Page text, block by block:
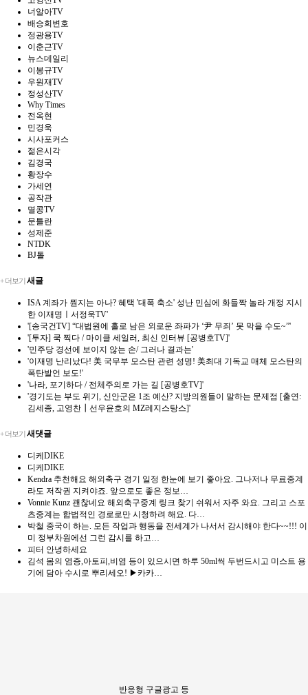
너알아TV
배승희변호
정광용TV
이춘근TV
뉴스데일리
이봉규TV
우원재TV
정성산TV
Why Times
전옥현
민경욱
시사포커스
젊은시각
김경국
황장수
가세연
공작관
멸콩TV
문틀란
성제준
NTDK
BJ톨
+ 더보기새글
ISA 계좌가 뭔지는 아나? 혜택 '대폭 축소' 성난 민심에 화들짝 놀라 개정 지시
한 이재명ㅣ서정욱TV'
'[송국건TV] “대법원에 홀로 남은 외로운 좌파가 ‘尹 무죄’ 못 막을 수도~”'
'[투자] 쿡 찍다 / 마이클 세일러, 최신 인터뷰 [공병호TV]'
'민주당 경선에 보이지 않는 손/ 그러나 결과는'
'이재명 난리났다! 美 국무부 모스탄 관련 성명! 美최대 기독교 매체 모스탄의
폭탄발언 보도!'
'나라, 포기하다 / 전체주의로 가는 길 [공병호TV]'
'경기도는 부도 위기, 신안군은 1조 예산? 지방의원들이 말하는 문제점 [출연:
김세종, 고영찬┃선우윤호의 MZ레지스탕스]'
+ 더보기새댓글
디케DIKE
디케DIKE
Kendra 추천해요 해외축구 경기 일정 한눈에 보기 좋아요. 그나저나 무료중계
라도 저작권 지켜야죠. 앞으로도 좋은 정보…
Vonnie Kunz 괜찮네요 해외축구중계 링크 찾기 쉬워서 자주 와요. 그리고 스포
츠중계는 합법적인 경로로만 시청하려 해요. 다…
박철 중국이 하는. 모든 작업과 행동을 전세계가 나서서 감시해야 한다~~!!! 이
미 정부차원에선 그런 감시를 하고…
피터 안녕하세요
김석 몸의 염증,아토피,비염 등이 있으시면 하루 50ml씩 두번드시고 미스트 용
기에 담아 수시로 뿌리세오! ▶카카…
반응형 구글광고 등